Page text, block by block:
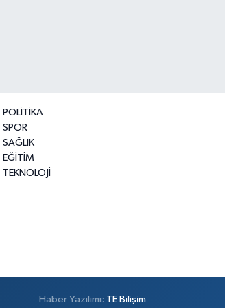
POLİTİKA
SPOR
SAĞLIK
EĞİTİM
TEKNOLOJİ
Haber Yazılımı: TE Bilişim